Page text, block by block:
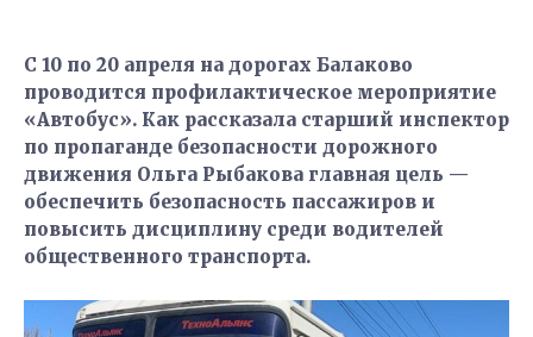
С 10 по 20 апреля на дорогах Балаково
проводится профилактическое мероприятие
«Автобус». Как рассказала старший инспектор
по пропаганде безопасности дорожного
движения Ольга Рыбакова главная цель —
обеспечить безопасность пассажиров и
повысить дисциплину среди водителей
общественного транспорта.